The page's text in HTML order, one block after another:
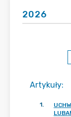
2026
Artykuły:
1.